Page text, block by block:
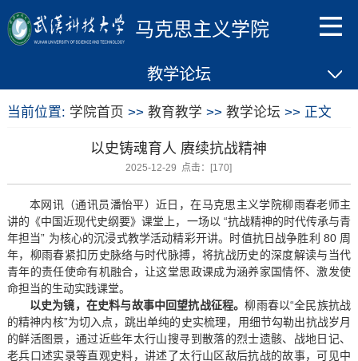
马克思主义学院
教学论坛
当前位置: 学院首页 >> 教育教学 >> 教学论坛 >> 正文
以史铸魂育人 赓续抗战精神
2025-12-29 点击：[170]
本网讯（通讯员潘怡平）近日，在马克思主义学院柳雨春老师主
讲的《中国近现代史纲要》课堂上，一场以 “抗战精神的时代传承与青
年担当” 为核心的沉浸式教学活动精彩开讲。时值抗日战争胜利 80 周
年，柳雨春紧扣历史脉络与时代脉搏，将抗战历史的深度解读与当代
青年的责任使命有机融合，让这堂思政课成为涵养家国情怀、激发使
命担当的生动实践课堂。
以史为镜，在史料与故事中回望抗战征程。柳雨春以“全民族抗战
的精神内核”为切入点，跳出单纯的史实梳理，用细节勾勒出抗战岁月
的鲜活图景，通过近些年太行山搜寻到散落的烈士遗骸、战地日记、
老兵口述实录等直观史料，讲述了太行山区敌后抗战的故事，可见中